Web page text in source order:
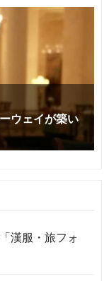
漢服・旅フォ